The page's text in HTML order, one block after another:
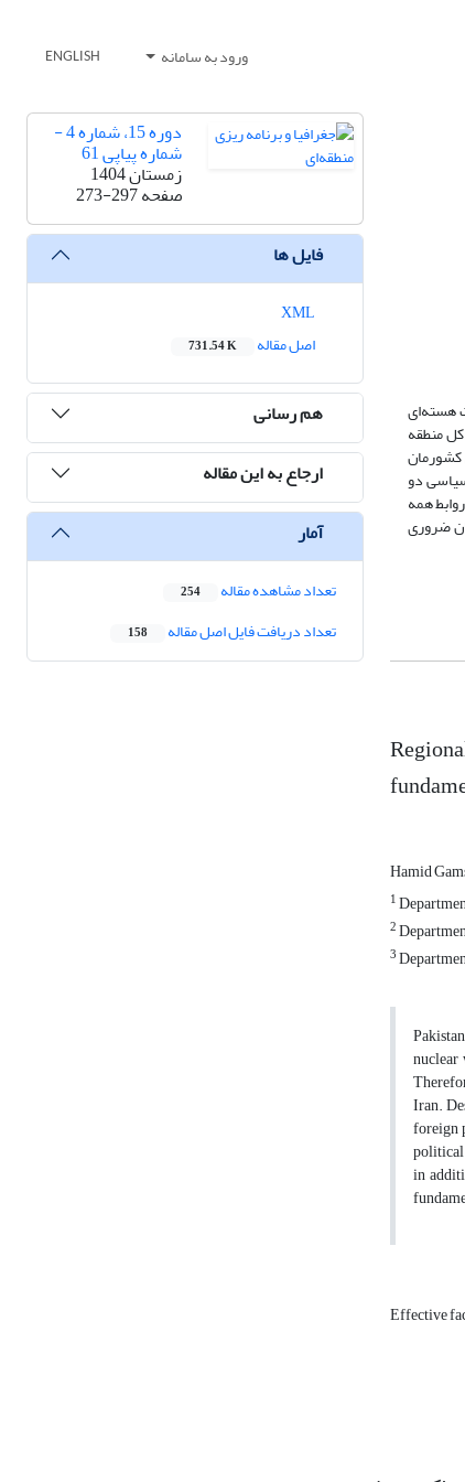
ورود به سامانه ENGLISH
هسته‌ای
منطقه
کشورمان
دو
همه
ضروری
Hamid
1
2
3
nuclear
Iran.
foreign
political
in
Effective
دوره 15، شماره 4 -
شماره پیاپی 61
زمستان 1404
صفحه273-297
فایل ها
اصل مقاله
731.54 K
هم رسانی
ارجاع به این مقاله
آمار
تعداد مشاهده مقاله 254
تعداد دریافت فایل اصل مقاله 158